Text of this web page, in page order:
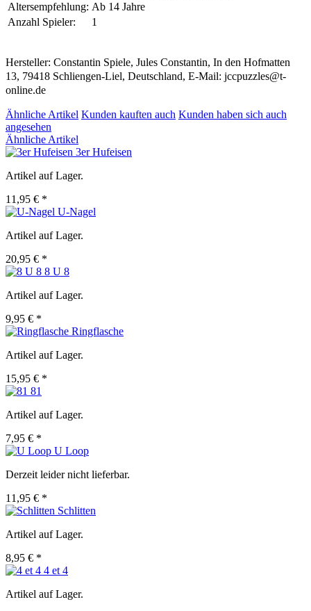
Altersempfehlung: Ab 14 Jahre
Anzahl Spieler:
1
Hersteller: Constantin Spiele, Jules Constantin, In den Hofmatten
13, 79418 Schliengen-Liel, Deutschland, E-Mail: jccpuzzles@t-
online.de
Ähnliche Artikel Kunden kauften auch Kunden haben sich auch
angesehen
Ähnliche Artikel
3er Hufeisen
Artikel auf Lager.
11,95 € *
U-Nagel
Artikel auf Lager.
20,95 € *
8 U 8
Artikel auf Lager.
9,95 € *
Ringflasche
Artikel auf Lager.
15,95 € *
81
Artikel auf Lager.
7,95 € *
U Loop
Derzeit leider nicht lieferbar.
11,95 € *
Schlitten
Artikel auf Lager.
8,95 € *
4 et 4
Artikel auf Lager.